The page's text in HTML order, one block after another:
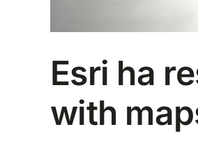
Esri ha
with